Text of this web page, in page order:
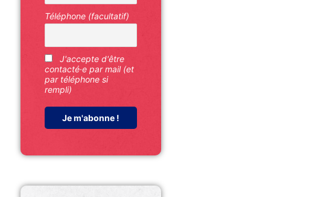
Téléphone (facultatif)
J'accepte d'être
contacté·e par mail (et
par téléphone si
rempli)